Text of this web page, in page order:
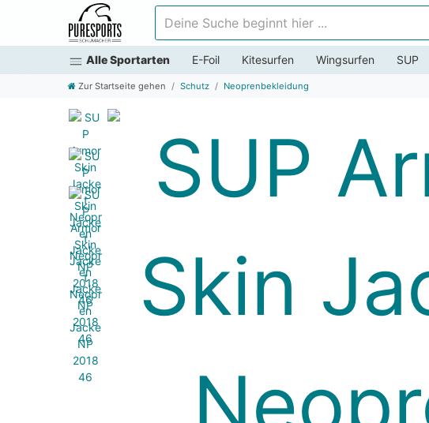
Alle Sportarten E-Foil Kitesurfen Wingsurfen SUP
Zur Startseite gehen Schutz Neoprenbekleidung